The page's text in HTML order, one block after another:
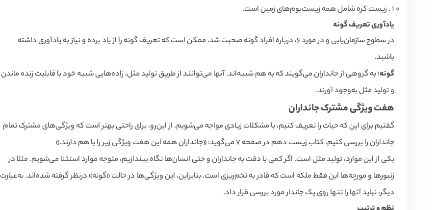
زیست کره شامل همه زیست‌بوم‌های زمین است.
یادآوری تعریف گونه
در سطوح سازمان‌یابی و در مورد 6، درباره افراد گونه صحبت شد. ممکن است که تعریف گونه را از یاد برده و نیاز به یادآوری داشته
باشید.
گونه؛ به گروهی از جانداران می‌گویند که به هم شبیه‌اند. آنها می‌توانند از طریق تولید مثل، زاده‌هایی شبیه خود با قابلیت زنده ماندن
و تولید مثل به‌وجود آورند.
هفت ویژگی مشترک جانداران
گفتیم برای این که حیات را تعریف کنیم، با مشکلات زیادی مواجه می‌شویم. از این‌رو، برای راحتی بهتر است که ویژگی‌های مشترک تمام
جانداران را بررسی کنیم. کتاب زیست دهم در صفحه 7 می‌گوید: «جانداران همه این هفت ویژگی زیر را با هم دارند.»
یکی از این موارد، تولید مثل است. اگر کمی با دقت به جانداران و حتی انسان‌ها نگاه بیندازیم، متوجه موارد استثنا می‌شویم. مثلا در
زنبورها و مورچه‌ها این فقط ملکه است که قادر به تخم‌ریزی است. بنابراین، این ویژگی‌ها در حالت «گونه» درنظر گرفته شده‌اند. به‌عبارت
دیگر، نباید آنها را تنها روی یک جاندار مورد بررسی قرار داد.